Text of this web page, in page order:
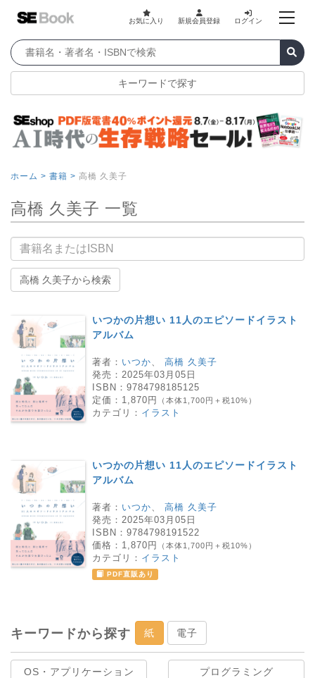
お気に入り 新規会員登録 ログイン
キーワードで探す
ホーム > 書籍 > 高橋 久美子
高橋 久美子 一覧
書籍名
高橋 久美子から検索
いつかの片想い 11人のエピソードイラスト
アルバム
著者： いつか
高橋 久美子
発売： 2025年03月05日
ISBN： 9784798185125
定価： 1,870円 （本体1,700円＋税10%）
カテゴリ： イラスト
いつかの片想い 11人のエピソードイラスト
アルバム
著者： いつか
高橋 久美子
発売： 2025年03月05日
ISBN： 9784798191522
価格： 1,870円 （本体1,700円＋税10%）
カテゴリ： イラスト
PDF直販あり
キーワードから探す 紙 電子
OS・アプリケーション プログラミング